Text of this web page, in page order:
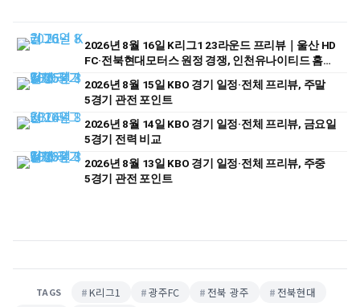
2026년 8월 16일 K리그1 23라운드 프리뷰｜울산 HD
FC·전북현대모터스 원정 경쟁, 인천유나이티드 홈
2026년 8월 15일 KBO 경기 일정·전체 프리뷰, 주말
5경기 관전 포인트
2026년 8월 14일 KBO 경기 일정·전체 프리뷰, 금요일
5경기 전력 비교
2026년 8월 13일 KBO 경기 일정·전체 프리뷰, 주중
5경기 관전 포인트
TAGS K리그1 광주FC 전북 광주
전북현대